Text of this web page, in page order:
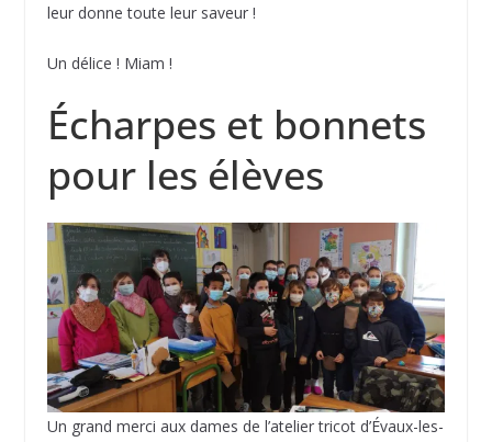
leur donne toute leur saveur !
Un délice ! Miam !
Écharpes et bonnets
pour les élèves
Un grand merci aux dames de l’atelier tricot d’Évaux-les-